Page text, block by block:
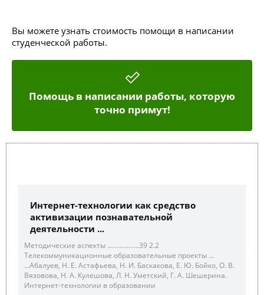
Вы можете узнать стоимость помощи в написании
студенческой работы.
Помощь в написании работы, которую
точно примут!
Интернет-технологии как средство
активизации познавательной
деятельности ...
Методические аспекты …..……...….39 2.2
Телекоммуникационные образовательные проекты ...
...Абалуев, Н. Е. Астафьева, Н. И. Баскакова, Е. Ю. Бойко, О. В.
Вязовова, Н. А. Кулешова, Л. Н. Уметский, Г. А. Шешерина.
Интернет-технологии в образовании